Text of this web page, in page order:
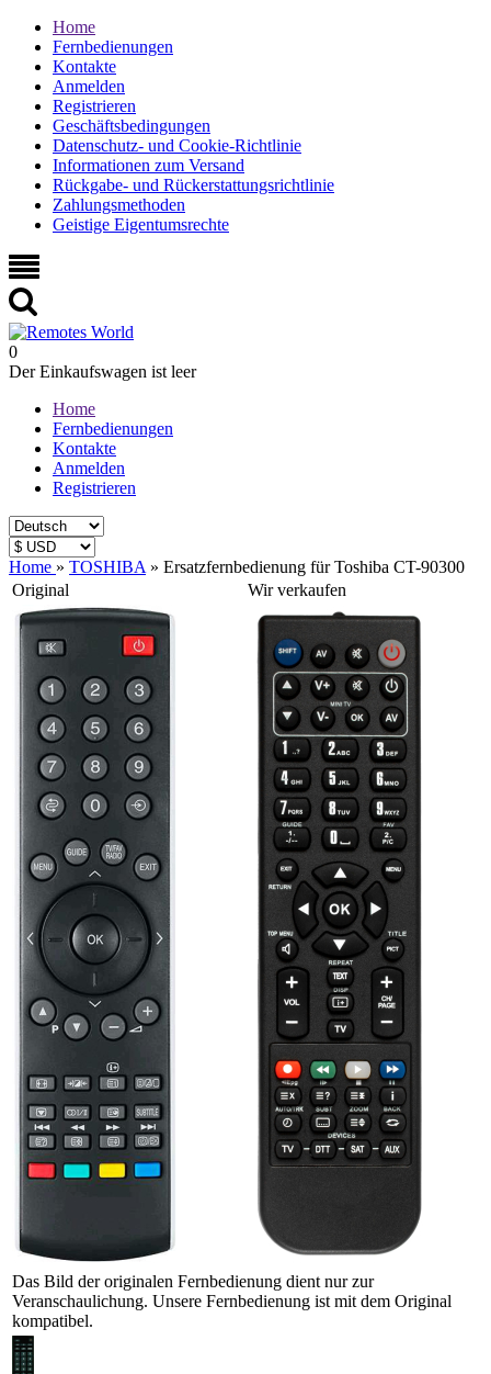
Home
Fernbedienungen
Kontakte
Anmelden
Registrieren
Geschäftsbedingungen
Datenschutz- und Cookie-Richtlinie
Informationen zum Versand
Rückgabe- und Rückerstattungsrichtlinie
Zahlungsmethoden
Geistige Eigentumsrechte
0
Der Einkaufswagen ist leer
Home
Fernbedienungen
Kontakte
Anmelden
Registrieren
Home » TOSHIBA » Ersatzfernbedienung für Toshiba CT-90300
Original
Wir verkaufen
Das Bild der originalen Fernbedienung dient nur zur
Veranschaulichung. Unsere Fernbedienung ist mit dem Original
kompatibel.